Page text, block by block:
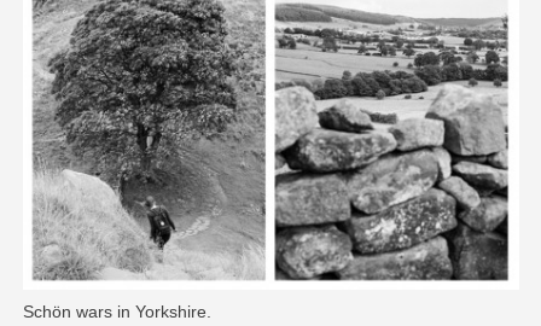
Schön wars in Yorkshire.